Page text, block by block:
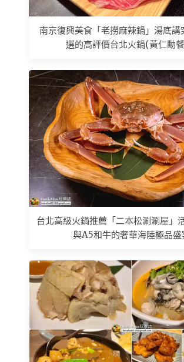
南京復興美食「老撈麻辣鍋」湯底講
選的高評價台北火鍋(黃仁勳
台北高級火鍋推薦「二本松涮涮屋」
與A5和牛的奢華海陸極品盛